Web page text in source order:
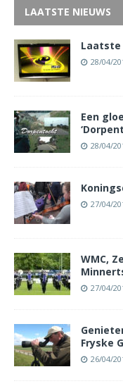
LAATSTE NIEUWS
Laatste
28/04/
Een
28/04/
27/04/
WMC,
27/04/
Fryske
26/04/